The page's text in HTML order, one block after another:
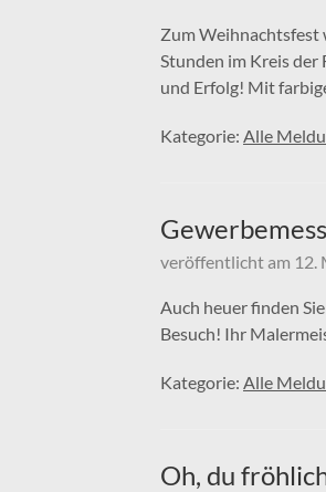
Zum Weihnachtsfest
Stunden im Kreis der
und Erfolg! Mit
Kategorie: Alle
veröffentlicht am 12.
Auch heuer finden
Besuch! Ihr
Kategorie: Alle
Oh, du